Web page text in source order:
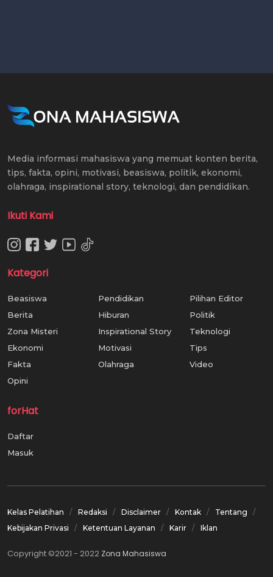
Media informasi mahasiswa yang memuat konten berita,
tips, fakta, opini, motivasi, beasiswa, politik, ekonomi,
olahraga, inspirational story, teknologi, dan pendidikan.
Ikuti Kami
Kategori
Beasiswa
Berita
Zona Misteri
Ekonomi
Fakta
Opini
Pendidikan
Hiburan
Inspirational Story
Motivasi
Olahraga
Pilihan Editor
Politik
Teknologi
Tips
Video
forHat
Daftar
Masuk
Kelas Pelatihan Redaksi Disclaimer Kontak
Tentang
Kebijakan Privasi
Ketentuan Layanan Karir Iklan
Copyright ©2021 - 2022 Zona Mahasiswa